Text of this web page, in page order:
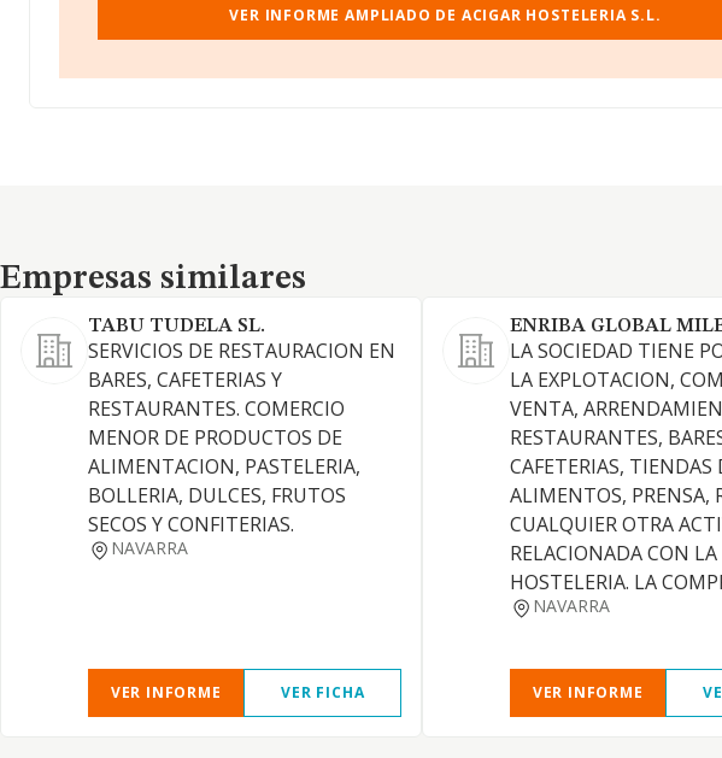
VER INFORME AMPLIADO DE ACIGAR HOSTELERIA S.L.
Empresas similares
Empresas similares
TABU TUDELA SL.
SERVICIOS DE RESTAURACION EN
BARES, CAFETERIAS Y
RESTAURANTES. COMERCIO
MENOR DE PRODUCTOS DE
ALIMENTACION, PASTELERIA,
BOLLERIA, DULCES, FRUTOS
SECOS Y CONFITERIAS.
NAVARRA
VER INFORME VER FICHA
ENRIBA GLOBAL
LA SOCIEDAD TIENE
LA EXPLOTACION,
VENTA,
RESTAURANTES,
CAFETERIAS, TIENDAS
ALIMENTOS, PRENSA,
CUALQUIER OTRA
RELACIONADA CON LA
HOSTELERIA. LA
NAVARRA
VER INFORME